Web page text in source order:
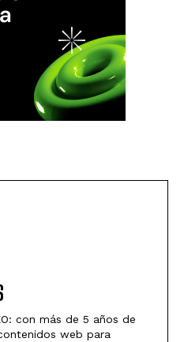
con más de 5 años de
web para